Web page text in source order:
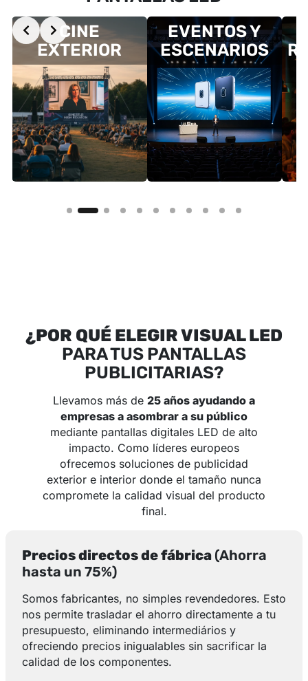
CINE
EXTERIOR
EVENTOS Y
ESCENARIOS
Slide 2 of 11
¿POR QUÉ ELEGIR VISUAL LED
PARA TUS PANTALLAS
PUBLICITARIAS?
Llevamos más de 25 años ayudando a
empresas a asombrar a su público
mediante pantallas digitales LED de alto
impacto. Como líderes europeos
ofrecemos soluciones de publicidad
exterior e interior donde el tamaño nunca
compromete la calidad visual del producto
final.
Precios directos de fábrica (Ahorra
hasta un 75%)
Somos fabricantes, no simples revendedores. Esto
nos permite trasladar el ahorro directamente a tu
presupuesto, eliminando intermediários y
ofreciendo precios inigualables sin sacrificar la
calidad de los componentes.